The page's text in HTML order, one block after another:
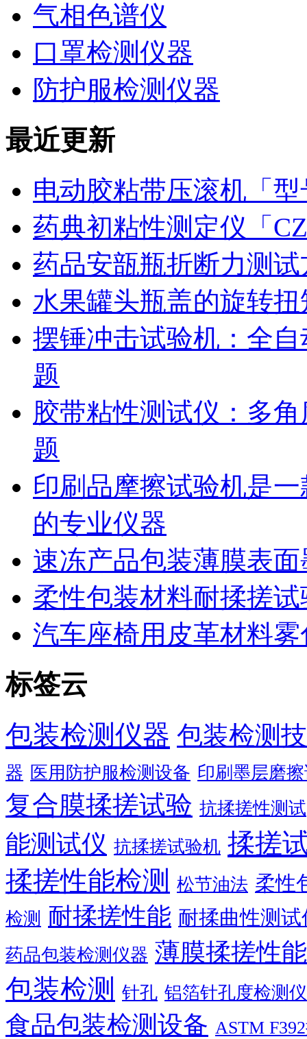
气相色谱仪
口罩检测仪器
防护服检测仪器
最近更新
电动胶粘带压滚机「
药典初粘性测定仪「
药品安瓿瓶折断力测
水果罐头瓶盖的旋转
摆锤冲击试验机：全
题
胶带粘性测试仪：多
题
印刷品摩擦试验机是
的专业仪器
速冻产品包装薄膜表
柔性包装材料耐揉搓
汽车座椅用皮革材料
标签云
包装检测仪器 包装检测
器 医用防护服检测设备 印刷墨层磨
复合膜揉搓试验 抗揉搓性测试
能测试仪 抗揉搓试验机 揉搓
揉搓性能检测
松节油法 柔性
检测 耐揉搓性能 耐揉曲性测试
药品包装检测仪器 薄膜揉搓性
包装检测 针孔 铝箔针孔度检测
食品包装检测设备 ASTM